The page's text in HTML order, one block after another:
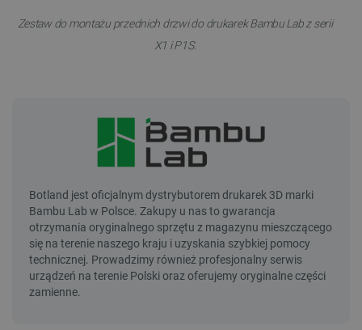
Zestaw do montażu przednich drzwi do drukarek Bambu Lab z serii
X1 i P1S.